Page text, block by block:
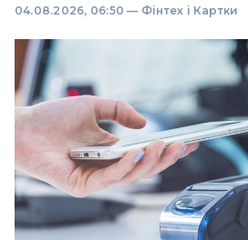
04.08.2026, 06:50 — Фінтех і Картки